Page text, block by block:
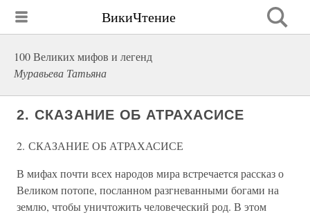
ВикиЧтение
100 Великих мифов и легенд
Муравьева Татьяна
2. СКАЗАНИЕ ОБ АТРАХАСИСЕ
2. СКАЗАНИЕ ОБ АТРАХАСИСЕ
В мифах почти всех народов мира встречается рассказ о
Великом потопе, посланном разгневанными богами на
землю, чтобы уничтожить человеческий род. В этом